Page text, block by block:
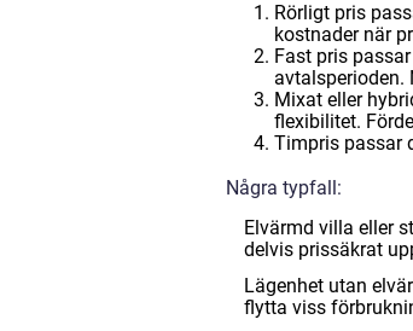
Rörligt pris
kostnader när
Fast pris
avtalsperioden.
Mixat eller
flexibilitet.
Timpris passar
Några typfall:
Elvärmd villa eller
delvis prissäkrat
Lägenhet utan
flytta viss